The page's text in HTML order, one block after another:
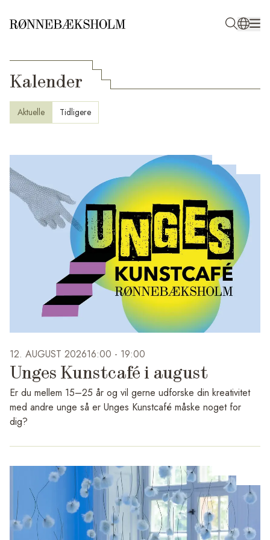
Kalender
Aktuelle Tidligere
12. AUGUST 202616:00 - 19:00
Unges Kunstcafé i august
Er du mellem 15–25 år og vil gerne udforske din kreativitet
med andre unge så er Unges Kunstcafé måske noget for
dig?
Vi glæder os nemlig til at starte en ny sæson op med Unges
26.august, fra kl.16-19.00.
Vi starter med at mødes i Café Haralda på Rønnebæksholm
sammen med Ung Vært Matilda Pedersen. Matilda er med til
at præsentere hvad der er mulighed for at arbejde med af